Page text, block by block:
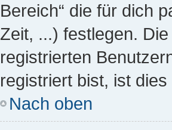
Bereich“ die für dich
Zeit, ...) festlegen.
registrierten
registriert bist, ist
Nach oben